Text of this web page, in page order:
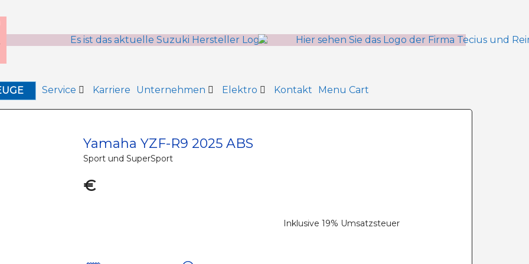
Service Karriere Unternehmen Elektro Kontakt Menu Cart
Yamaha YZF-R9 2025 ABS
Sport und SuperSport
€
Inklusive 19% Umsatzsteuer